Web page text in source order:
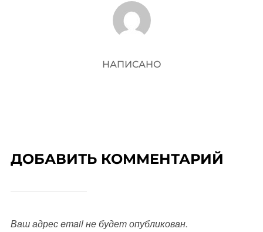
АВТОР ЗАПИСИ
НАПИСАНО
ДОБАВИТЬ КОММЕНТАРИЙ
Ваш адрес email не будет опубликован.